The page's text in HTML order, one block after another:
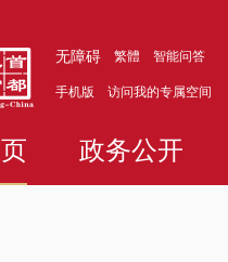
无障碍 繁體 智能问答
手机版 访问我的专属空间
政务公开